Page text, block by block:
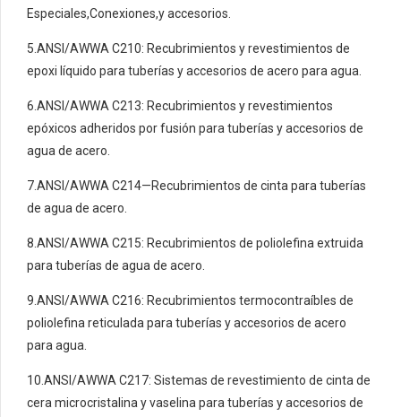
Especiales,Conexiones,y accesorios.
5.ANSI/AWWA C210: Recubrimientos y revestimientos de
epoxi líquido para tuberías y accesorios de acero para agua.
6.ANSI/AWWA C213: Recubrimientos y revestimientos
epóxicos adheridos por fusión para tuberías y accesorios de
agua de acero.
7.ANSI/AWWA C214—Recubrimientos de cinta para tuberías
de agua de acero.
8.ANSI/AWWA C215: Recubrimientos de poliolefina extruida
para tuberías de agua de acero.
9.ANSI/AWWA C216: Recubrimientos termocontraíbles de
poliolefina reticulada para tuberías y accesorios de acero
para agua.
10.ANSI/AWWA C217: Sistemas de revestimiento de cinta de
cera microcristalina y vaselina para tuberías y accesorios de